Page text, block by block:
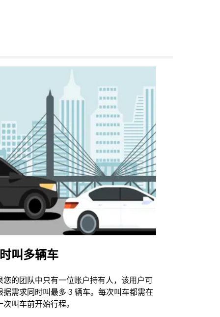
叫多辆车
您的团队中只有一位账户持有人，该用户可
据需求同时叫最多 3 辆车。每次叫车都需在
次叫车前开始行程。